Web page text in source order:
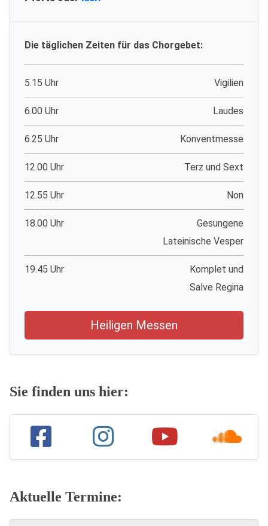
Die täglichen Zeiten für das Chorgebet:
5.15 Uhr Vigilien
6.00 Uhr Laudes
6.25 Uhr Konventmesse
12.00 Uhr Terz und Sext
12.55 Uhr Non
18.00 Uhr
Gesungene
Lateinische Vesper
19.45 Uhr
Komplet und
Salve Regina
Heiligen Messen
Sie finden uns hier:
Aktuelle Termine: